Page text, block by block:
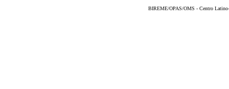
BIREME/OPAS/OMS - Centro Latino-